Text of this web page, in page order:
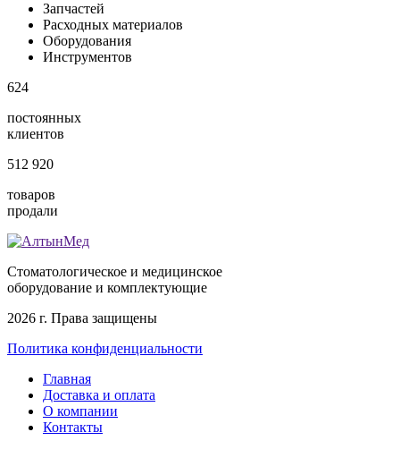
Запчастей
Расходных материалов
Оборудования
Инструментов
624
постоянных
клиентов
512 920
товаров
продали
Стоматологическое и медицинское
оборудование и комплектующие
2026 г. Права защищены
Политика конфиденциальности
Главная
Доставка и оплата
О компании
Контакты